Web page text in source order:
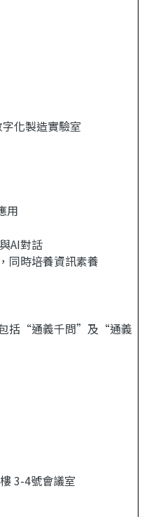
化製造實驗室
用
AI對話
同時培養資訊素養
括“通義千問”及“通義
3-4號會議室